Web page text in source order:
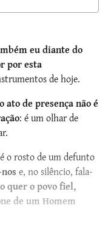
eu diante do
por esta
de hoje.
ato de presença não é
: é um olhar de
o rosto de um defunto
e, no silêncio, fala-
quer o povo fiel,
de um Homem